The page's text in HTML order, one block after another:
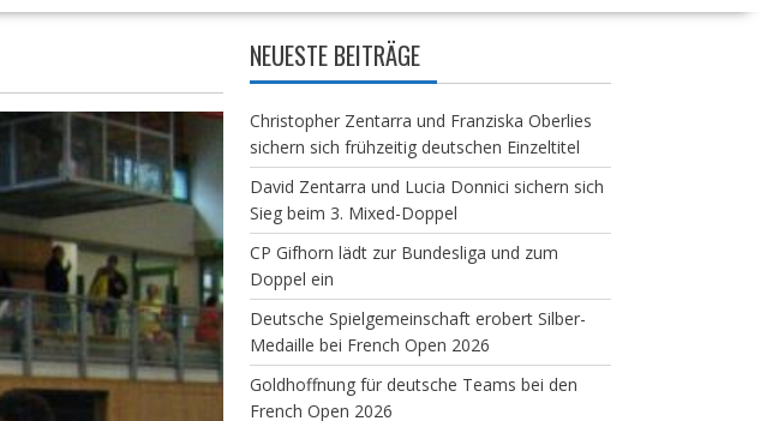
NEUESTE BEITRÄGE
Christopher Zentarra und Franziska Oberlies
sichern sich frühzeitig deutschen Einzeltitel
David Zentarra und Lucia Donnici sichern sich
Sieg beim 3. Mixed-Doppel
CP Gifhorn lädt zur Bundesliga und zum
Doppel ein
Deutsche Spielgemeinschaft erobert Silber-
Medaille bei French Open 2026
Goldhoffnung für deutsche Teams bei den
French Open 2026